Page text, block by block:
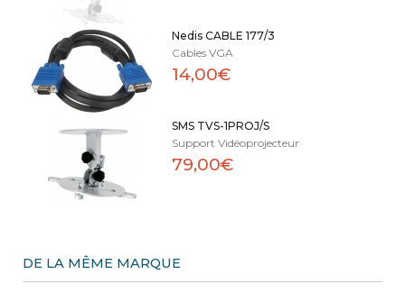
Nedis CABLE 177/3
Cables VGA
14,00€
SMS TVS-1PROJ/S
Support Vidéoprojecteur
79,00€
DE LA MÊME MARQUE